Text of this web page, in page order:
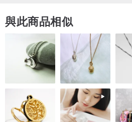
【商品成分】
嫘縈棉、纖維素
【保存方法】
使用後請置於陰涼乾燥處，避免陽光直射
【獲獎紀錄】
與此商品相似